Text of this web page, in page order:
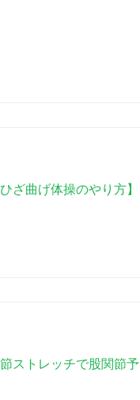
ざ曲げ体操のやり方】
ストレッチで股関節予